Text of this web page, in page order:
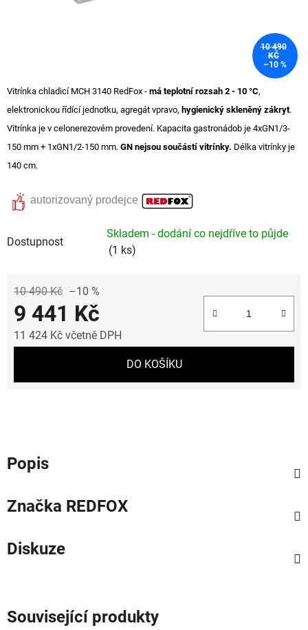
Vitrínka chladicí MCH 3140 RedFox - má teplotní rozsah 2 - 10 °C,
elektronickou řídící jednotku, agregát vpravo, hygienický skleněný zákryt.
Vitrínka je v celonerezovém provedení. Kapacita gastronádob je 4xGN1/3-
150 mm + 1xGN1/2-150 mm. GN nejsou součástí vitrínky. Délka vitrínky je
140 cm.
autorizovaný prodejce
Dostupnost
Skladem - dodání co nejdříve to půjde
(1 ks)
10 490 Kč –10 %
9 441 Kč
11 424 Kč včetně DPH
DO KOŠÍKU
10 490
KČ
–10 %
Popis
Značka REDFOX
Diskuze
Související produkty